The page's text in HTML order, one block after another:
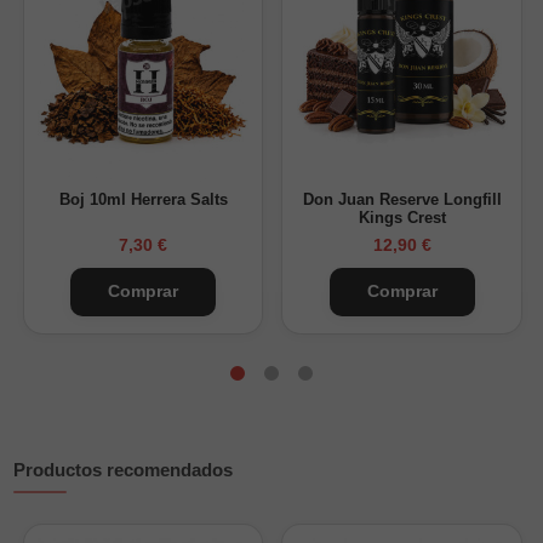
Pack de 3 unidades.
Sistema Multi-Ohm integrado.
Resistencias 0.4Ω, 0.7Ω y 1.0Ω.
Compatible con vapeo MTL y RDL.
Tecnología iCOSM CODE 2.0.
Compatibilidad
El Argus Multi Ohm Replacement Pod es compatible con la
dispositivos compatibles como el Voopoo Argus G4 y algunos
Capacidad:
Boj 10ml Herrera Salts
7,30 €
Comprar
Don Juan Reserve Longfill
Kings Crest
12,90 €
Comprar
Productos recomendados